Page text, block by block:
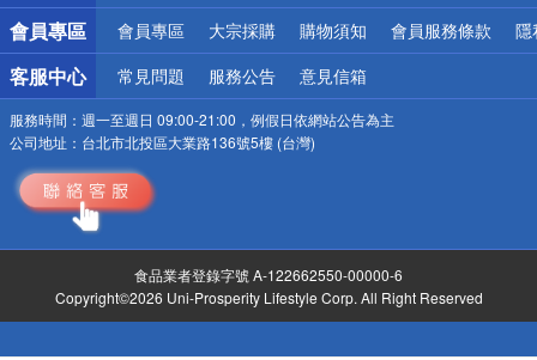
會員專區 會員專區 大宗採購 購物須知 會員服務條款 隱
客服中心 常見問題 服務公告 意見信箱
服務時間： 週一至週日 09:00-21:00，例假日依網站公告為主
公司地址： 台北市北投區大業路136號5樓 (台灣)
食品業者登錄字號 A-122662550-00000-6
Copyright©2026 Uni-Prosperity Lifestyle Corp. All Right Reserved